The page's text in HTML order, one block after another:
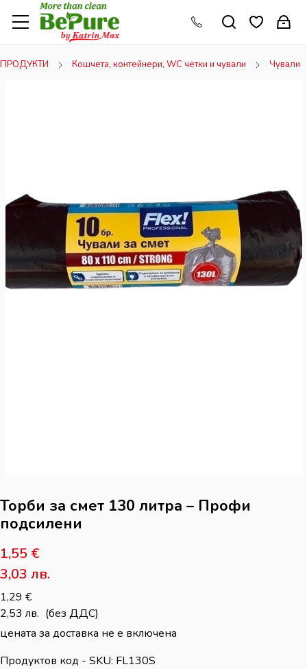
ПРОДУКТИ Кошчета, контейнери, WC четки и чували Чували
Торби за смет 130 литра – Профи
подсилени
1,55 €
3,03 лв.
1,29 €
2,53 лв. (без ДДС)
цената за доставка не е включена
Продуктов код - SKU FL130S